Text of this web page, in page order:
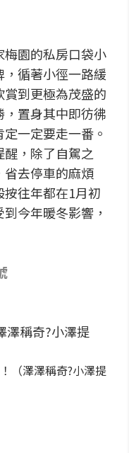
園的私房口袋小
循著小徑一路緩
到更極為茂盛的
置身其中即彷彿
一定要走一番。
，除了自駕之
去停車的麻煩
往年都在1月初
今年暖冬影響，
（澤澤稱奇?小澤提